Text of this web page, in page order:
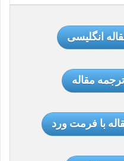
انگلیسی
مقاله
با فرمت ورد